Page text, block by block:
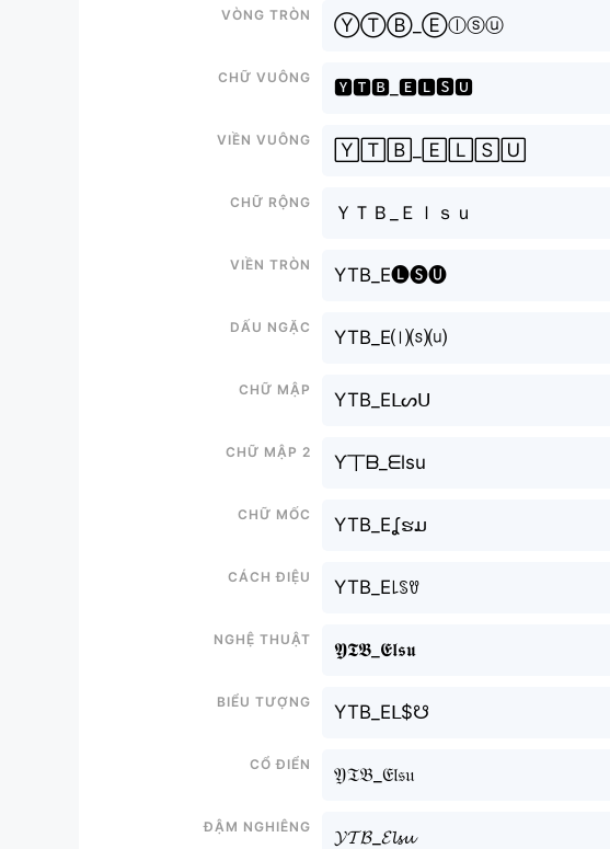
Vòng tròn
ⓎⓉⒷ_Ⓔⓛⓢⓤ
Chữ vuông
🆈🆃🅱_🅴🅻🆂🆄
Viền vuông
🅈🅃🄱_🄴🄻🅂🅄
Chữ rộng
ＹＴＢ_Ｅｌｓｕ
Viền tròn
YTB_E🅛🅢🅤
Dấu ngặc
YTB_E⒧⒮⒰
Chữ mập
YTB_Eᒪᔕᑌ
Chữ mập 2
Ƴ丅ᗷ_ᗴlsu
Chữ mốc
YTB_Eʆຮມ
Cách điệu
YTB_E꒒ꌗꀎ
Nghệ thuật
𝖄𝕿𝕭_𝕰𝖑𝖘𝖚
Biểu tượng
YTB_Eᒪ$☋
Cổ điển
𝔜𝔗𝔅_𝔈𝔩𝔰𝔲
Đậm nghiêng
𝓨𝓣𝓑_𝓔𝓵𝓼𝓾